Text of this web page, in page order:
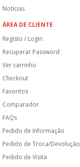
Notícias
ÁREA DE CLIENTE
Registo / Login
Recuperar Password
Ver carrinho
Checkout
Favoritos
Comparador
FAQs
Pedido de Informação
Pedido de Troca/Devolução
Pedido de Visita